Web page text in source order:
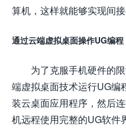
算机，这样就能够实现间
通过云端虚拟桌面操作UG编程
为了克服手机硬件的
端虚拟桌面技术运行UG编
装云桌面应用程序，然后
机远程使用完整的UG软件